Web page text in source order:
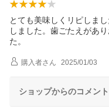
とても美味しくリピしま
しました。歯ごたえがあ
た。
購入者さん 2025/01/03
ショップからのコメン